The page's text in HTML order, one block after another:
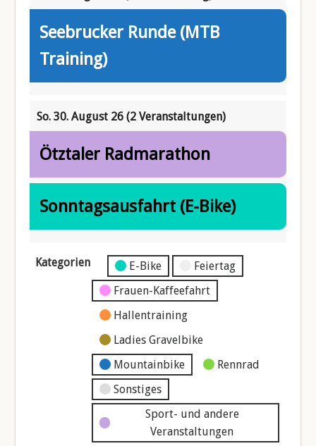
Seebrucker Runde (MTB
Training)
So. 30. August 26(2 Veranstaltungen)
Ötztaler Radmarathon
Sonntagsausfahrt (E-Bike)
Kategorien
Kategorie
ohne
Titel
E-Bike
Feiertag
Frauen-Kaffeefahrt
Hallentraining
Ladies Gravelbike
Mountainbike
Rennrad
Sonstiges
Sport- und andere
Veranstaltungen